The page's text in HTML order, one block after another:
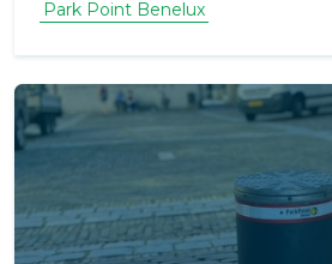
en politie bij noodsituaties.
Park Point Benelux